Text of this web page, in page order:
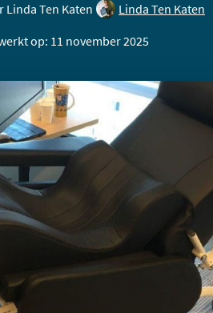
Linda Ten Katen
Linda Ten Katen
op: 11 november 2025